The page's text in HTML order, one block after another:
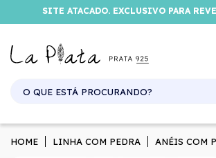
SITE ATACADO. EXCLUSIVO PARA
HOME LINHA COM PEDRA ANÉIS COM